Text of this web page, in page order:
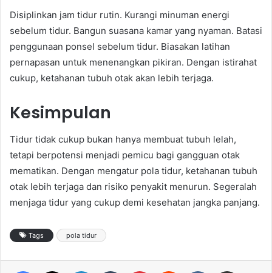
Disiplinkan jam tidur rutin. Kurangi minuman energi
sebelum tidur. Bangun suasana kamar yang nyaman. Batasi
penggunaan ponsel sebelum tidur. Biasakan latihan
pernapasan untuk menenangkan pikiran. Dengan istirahat
cukup, ketahanan tubuh otak akan lebih terjaga.
Kesimpulan
Tidur tidak cukup bukan hanya membuat tubuh lelah,
tetapi berpotensi menjadi pemicu bagi gangguan otak
mematikan. Dengan mengatur pola tidur, ketahanan tubuh
otak lebih terjaga dan risiko penyakit menurun. Segeralah
menjaga tidur yang cukup demi kesehatan jangka panjang.
Tags pola tidur